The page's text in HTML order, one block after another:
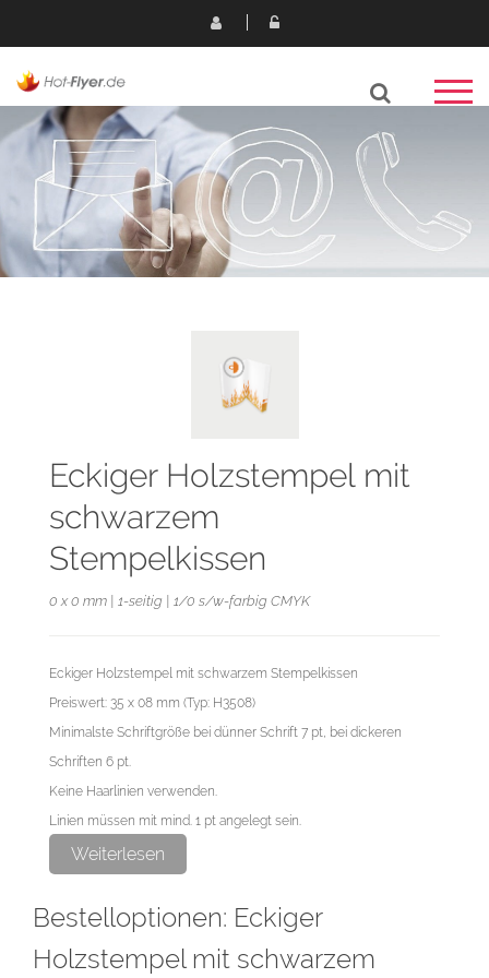
Eckiger Holzstempel mit
schwarzem
Stempelkissen
0 x 0 mm | 1-seitig | 1/0 s/w-farbig CMYK
Eckiger Holzstempel mit schwarzem Stempelkissen
Preiswert: 35 x 08 mm (Typ: H3508)
Minimalste Schriftgröße bei dünner Schrift 7 pt, bei dickeren
Schriften 6 pt.
Keine Haarlinien verwenden.
Linien müssen mit mind. 1 pt angelegt sein.
Beim Setzen rundum mind. 0,5 mm Platz zum Außenrand lassen.
vektorisierte Druckdatei als PDF. Wenn Sie uns Ihre Druckdaten
aufweisen. Alle Elemente, die Ihr Stempel enthalten soll, müssen
Weiterlesen
Bestelloptionen: Eckiger
Holzstempel mit schwarzem